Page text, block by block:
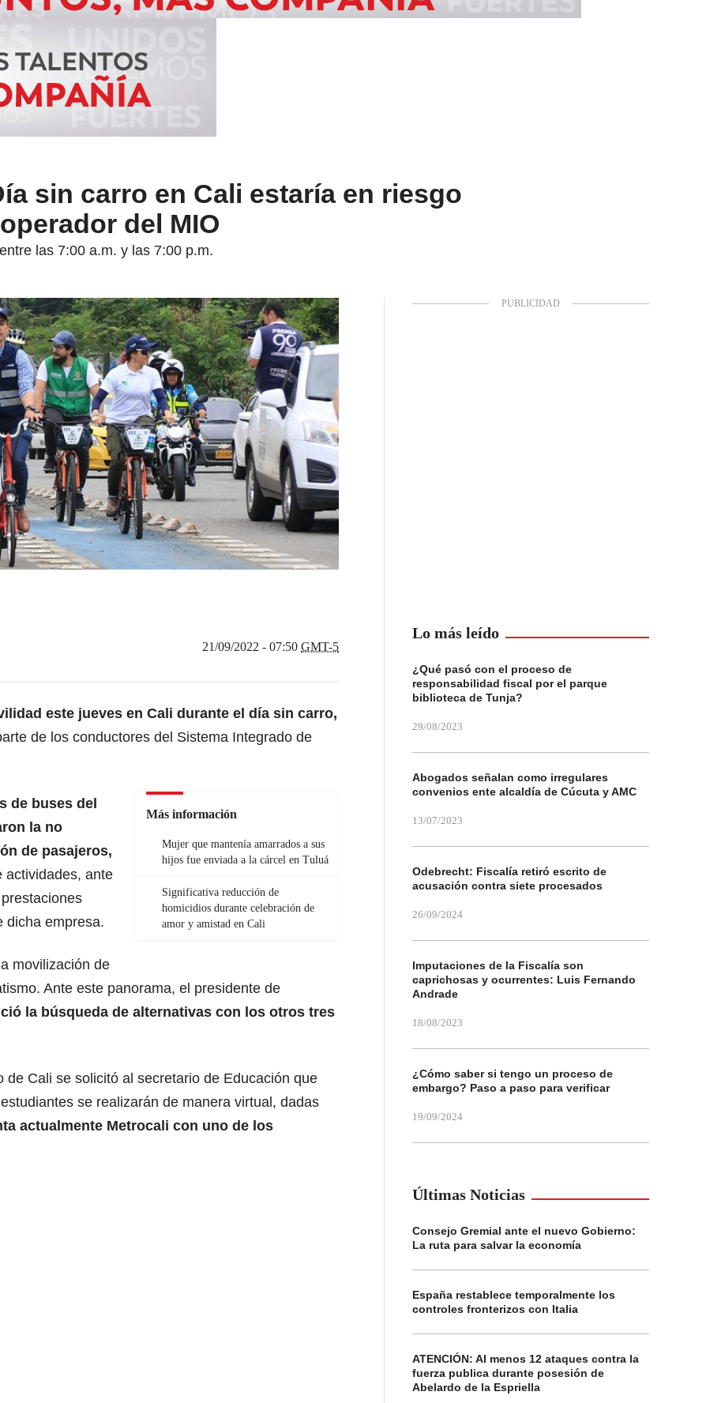
sin carro en Cali estaría en riesgo
del MIO
las 7:00 a.m. y las 7:00 p.m.
21/09/2022 - 07:50 GMT-5
este jueves en Cali durante el día sin carro,
de los conductores del Sistema Integrado de
Más información
Mujer que mantenía amarrados a sus
hijos fue enviada a la cárcel en Tuluá
Significativa reducción de
homicidios durante celebración de
amor y amistad en Cali
de buses del
la no
de pasajeros,
actividades, ante
dicha empresa.
movilización de
Ante este panorama, el presidente de
la búsqueda de alternativas con los otros tres
de Cali se solicitó al secretario de Educación que
se realizarán de manera virtual, dadas
actualmente Metrocali con uno de los
Lo más leído
¿Qué pasó con el proceso de
responsabilidad fiscal por el parque
biblioteca de Tunja?
29/08/2023
Abogados señalan como irregulares
convenios ente alcaldía de Cúcuta y AMC
13/07/2023
Odebrecht: Fiscalía retiró escrito de
acusación contra siete procesados
26/09/2024
Imputaciones de la Fiscalía son
caprichosas y ocurrentes: Luis Fernando
Andrade
18/08/2023
¿Cómo saber si tengo un proceso de
embargo? Paso a paso para verificar
19/09/2024
Últimas Noticias
Consejo Gremial ante el nuevo Gobierno:
La ruta para salvar la economía
España restablece temporalmente los
controles fronterizos con Italia
ATENCIÓN: Al menos 12 ataques contra la
fuerza publica durante posesión de
Abelardo de la Espriella